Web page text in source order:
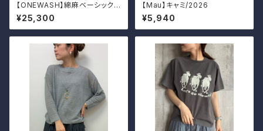
【ONEWASH】綿麻ベーシックシ
ャツ
¥25,300
【Mau】キャミ/2026
¥5,940